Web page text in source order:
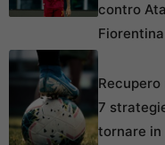
contro
Fiorentina
7
tornare in